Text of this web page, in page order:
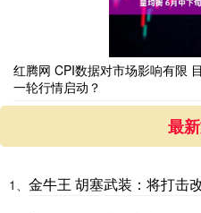
红腾网 CPI数据对市场影响有限
一轮行情启动？
最
1、 金牛王 胡塞武装：将打击